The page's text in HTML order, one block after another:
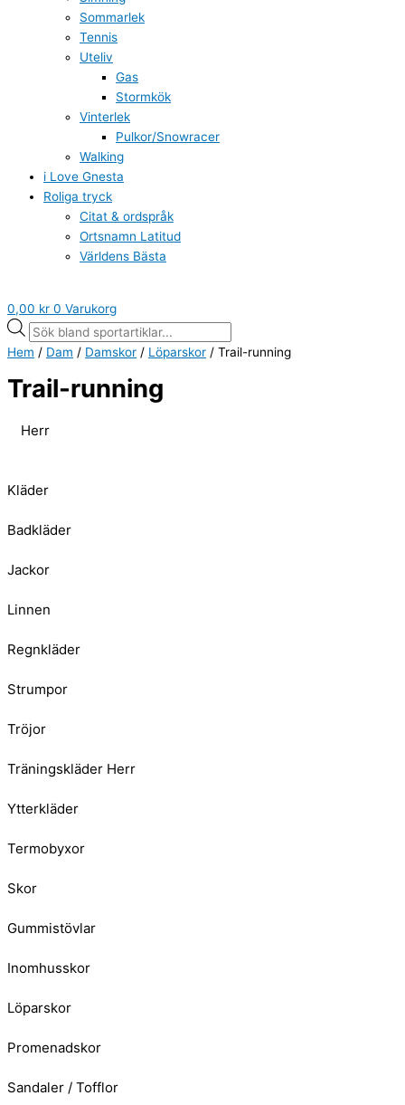
Sommarlek
Tennis
Uteliv
Gas
Stormkök
Vinterlek
Pulkor/Snowracer
Walking
i Love Gnesta
Roliga tryck
Citat & ordspråk
Ortsnamn Latitud
Världens Bästa
0,00 kr 0 Varukorg
Hem / Dam / Damskor / Löparskor / Trail-running
Trail-running
Herr
Kläder
Badkläder
Jackor
Linnen
Regnkläder
Strumpor
Tröjor
Träningskläder Herr
Ytterkläder
Termobyxor
Skor
Gummistövlar
Inomhusskor
Löparskor
Promenadskor
Sandaler / Tofflor